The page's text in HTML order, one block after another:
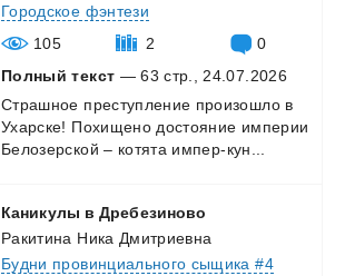
Городское фэнтези
105
2
0
Полный текст — 63 стр., 24.07.2026
Страшное преступление произошло в
Ухарске! Похищено достояние империи
Белозерской – котята импер-кун...
Каникулы в Дребезиново
Ракитина Ника Дмитриевна
Будни провинциального сыщика #4